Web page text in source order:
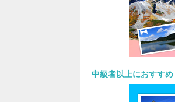
中級者以上におすすめ